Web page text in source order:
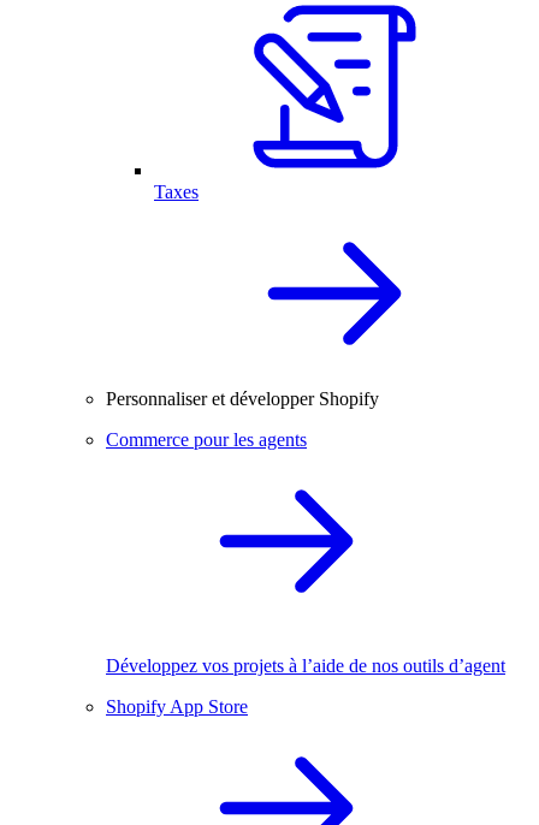
Taxes
Personnaliser et développer Shopify
Commerce pour les agents
Développez vos projets à l’aide de nos outils d’agent
Shopify App Store